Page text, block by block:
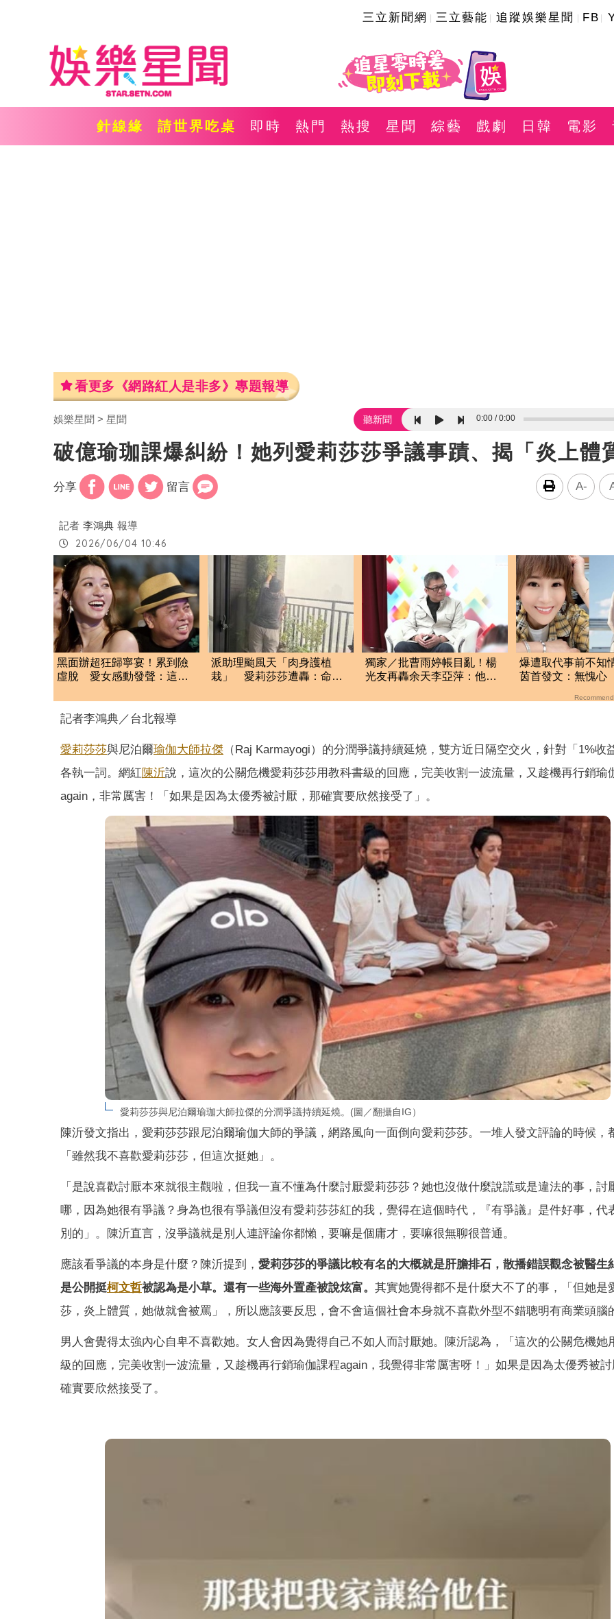
三立新聞網 三立藝能 追蹤娛樂星聞 FB
針線緣 請世界吃桌 即時 熱門 熱搜 星聞 綜藝 戲劇 日韓 電影
看更多《網路紅人是非多》專題報導
娛樂星聞 星聞 聽新聞 0:00 0:00
破億瑜珈課爆糾紛！她列愛莉莎莎爭議事蹟、揭「炎上體
分享 留言 A-
記者 李鴻典 報導
2026/06/04 10:46
黑面辦超狂歸寧宴！累到險
虛脫 愛女感動發聲：這是
派助理颱風天「肉身護植
栽」 愛莉莎莎遭轟：命比
獨家／批曹雨婷帳目亂！楊
光友再轟余天李亞萍：他們
爆遭取代事前不知
茵首發文：無愧
記者李鴻典／台北報導
愛莉莎莎與尼泊爾瑜伽大師拉傑 （Raj Karmayogi）的分潤爭議持續延燒，雙方近日隔空交火，針對「1%收
各執一詞。網紅陳沂說，這次的公關危機愛莉莎莎用教科書級的回應，完美收割一波流量，又趁機再行銷瑜
again，非常厲害！「如果是因為太優秀被討厭，那確實要欣然接受了」。
愛莉莎莎與尼泊爾瑜珈大師拉傑的分潤爭議持續延燒。(圖／翻攝自IG）
陳沂發文指出，愛莉莎莎跟尼泊爾瑜伽大師的爭議，網路風向一面倒向愛莉莎莎。一堆人發文評論的時候，
「雖然我不喜歡愛莉莎莎，但這次挺她」。
「是說喜歡討厭本來就很主觀啦，但我一直不懂為什麼討厭愛莉莎莎？她也沒做什麼說謊或是違法的事，討
哪，因為她很有爭議？身為也很有爭議但沒有愛莉莎莎紅的我，覺得在這個時代，『有爭議』是件好事，代
別的」。陳沂直言，沒爭議就是別人連評論你都懶，要嘛是個庸才，要嘛很無聊很普通。
應該看爭議的本身是什麼？陳沂提到， 愛莉莎莎的爭議比較有名的大概就是肝膽排石，散播錯誤觀念被醫生
是公開挺柯文哲被認為是小草。還有一些海外置產被說炫富。 其實她覺得都不是什麼大不了的事，「但她是
莎，炎上體質，她做就會被罵」，所以應該要反思，會不會這個社會本身就不喜歡外型不錯聰明有商業頭腦
男人會覺得太強內心自卑不喜歡她。女人會因為覺得自己不如人而討厭她。陳沂認為，「這次的公關危機她
級的回應，完美收割一波流量，又趁機再行銷瑜伽課程again，我覺得非常厲害呀！」如果是因為太優秀被
確實要欣然接受了。